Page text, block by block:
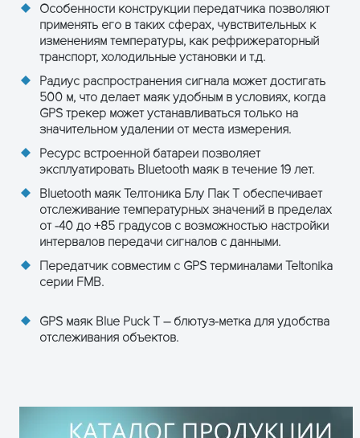
Особенности конструкции передатчика позволяют
применять его в таких сферах, чувствительных к
изменениям температуры, как рефрижераторный
транспорт, холодильные установки и т.д.
Радиус распространения сигнала может достигать
500 м, что делает маяк удобным в условиях, когда
GPS трекер может устанавливаться только на
значительном удалении от места измерения.
Ресурс встроенной батареи позволяет
эксплуатировать Bluetooth маяк в течение 19 лет.
Bluetooth маяк Телтоника Блу Пак Т обеспечивает
отслеживание температурных значений в пределах
от -40 до +85 градусов с возможностью настройки
интервалов передачи сигналов с данными.
Передатчик совместим с GPS терминалами Teltonika
серии FMB.
GPS маяк Blue Puck T – блютуз-метка для удобства
отслеживания объектов.
ОСТАВЬТЕ ЗАЯВКУ
и получите консультацию
ПОЛУЧИТЬ КОНСУЛЬТАЦИЮ